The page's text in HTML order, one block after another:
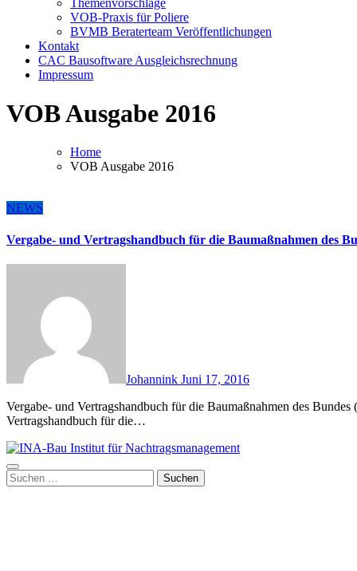
VOB-Praxis für Poliere
BVMB Beraterteam Veröffentlichungen
Kontakt
CAC Bausoftware Ausgleichsrechnung
Impressum
VOB Ausgabe 2016
Home
VOB Ausgabe 2016
NEWS
Vergabe- und Vertragshandbuch für die Baumaßnahmen des
Johannink Juni 17, 2016
Vergabe- und Vertragshandbuch für die Baumaßnahmen des Bundes (VHB 2017) Stand 2019 Das Vergabe- und
Vertragshandbuch für die…
Suchen
nach: